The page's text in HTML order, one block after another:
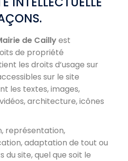
de Caillyest
de propriété
les droits d’usage sur
sur le site
les textes, images,
architecture, icônes
représentation,
adaptation de tout ou
du site, quel que soit le